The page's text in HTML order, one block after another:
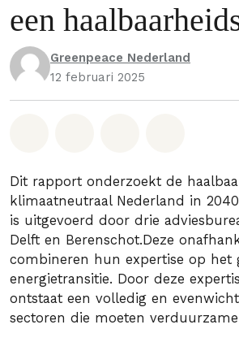
een
Greenpeace Nederland
12 februari 2025
Dit rapport onderzoekt de
klimaatneutraal Nederland in
is uitgevoerd door drie
Delft en Berenschot.Deze
combineren hun expertise op het
energietransitie. Door deze
ontstaat een volledig en
sectoren die moeten